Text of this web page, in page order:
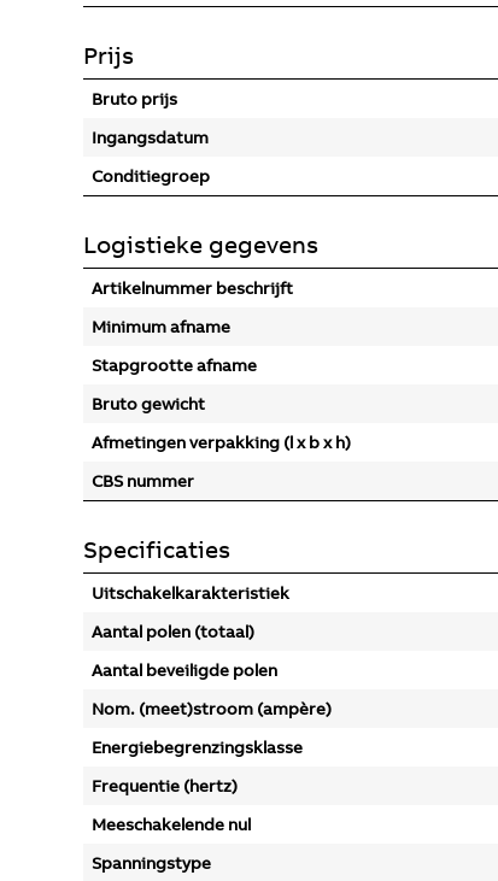
Prijs
Bruto prijs
Ingangsdatum
Conditiegroep
Logistieke gegevens
Artikelnummer beschrijft
Minimum afname
Stapgrootte afname
Bruto gewicht
Afmetingen verpakking (l x b x h)
CBS nummer
Specificaties
Uitschakelkarakteristiek
Aantal polen (totaal)
Aantal beveiligde polen
Nom. (meet)stroom (ampère)
Energiebegrenzingsklasse
Frequentie (hertz)
Meeschakelende nul
Spanningstype